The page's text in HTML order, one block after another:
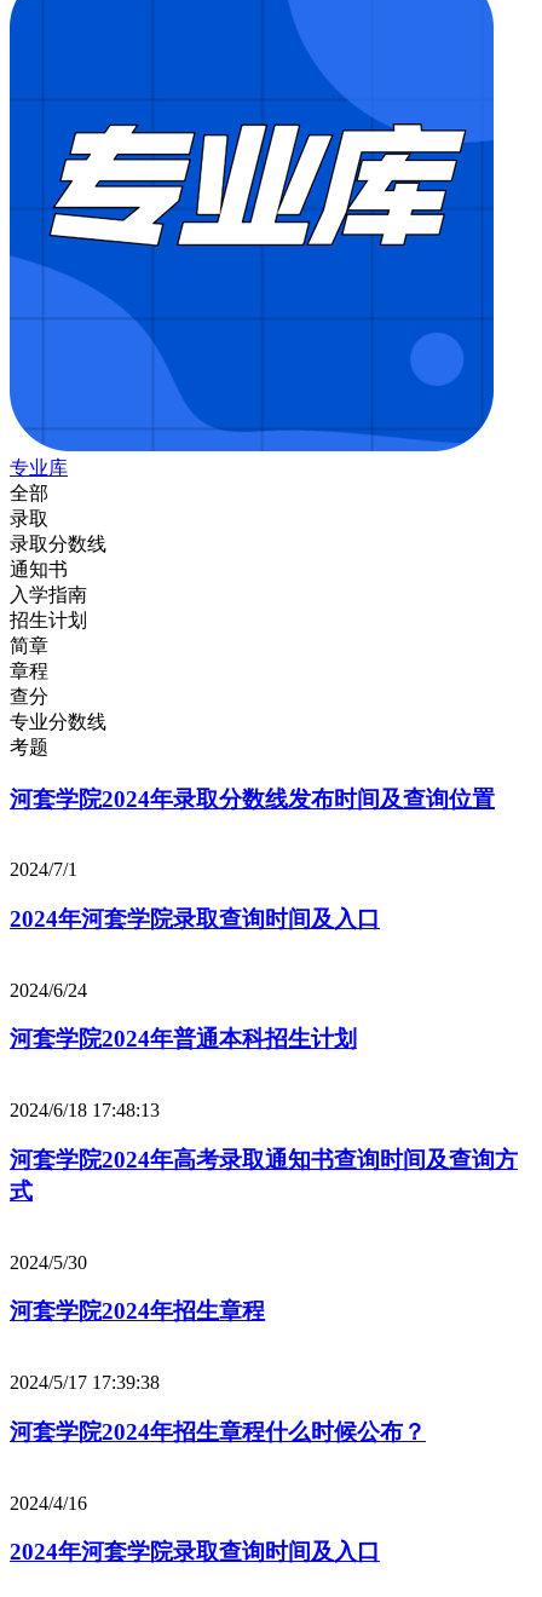
专业库
全部
录取
录取分数线
通知书
入学指南
招生计划
简章
章程
查分
专业分数线
考题
河套学院2024年录取分数线发布时间及查询位置
2024/7/1
2024年河套学院录取查询时间及入口
2024/6/24
河套学院2024年普通本科招生计划
2024/6/18 17:48:13
河套学院2024年高考录取通知书查询时间及查询方
式
2024/5/30
河套学院2024年招生章程
2024/5/17 17:39:38
河套学院2024年招生章程什么时候公布？
2024/4/16
2024年河套学院录取查询时间及入口